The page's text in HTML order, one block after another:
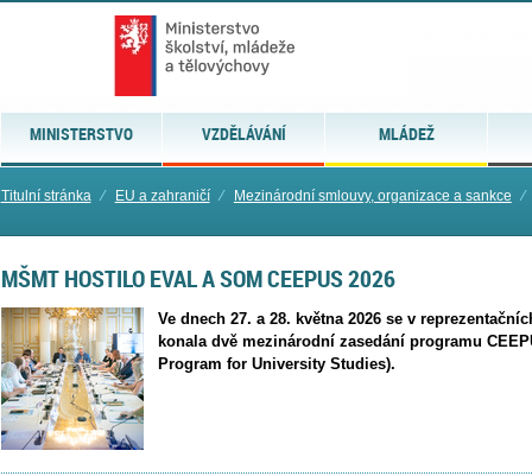
MINISTERSTVO VZDĚLÁVÁNÍ MLÁDEŽ
Titulní stránka ⁄ EU a zahraničí ⁄ Mezinárodní smlouvy, organizace a sankce ⁄
MŠMT HOSTILO EVAL A SOM CEEPUS 2026
Ve dnech 27. a 28. května 2026 se v
konala dvě mezinárodní zasedání programu
Program for University Studies).